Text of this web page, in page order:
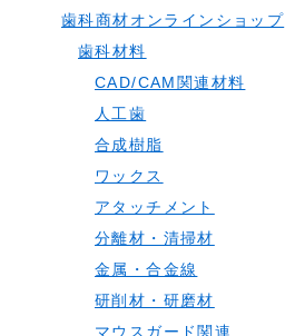
歯科商材オンラインショップ
歯科材料
CAD/CAM関連材料
人工歯
合成樹脂
ワックス
アタッチメント
分離材・清掃材
金属・合金線
研削材・研磨材
マウスガード関連